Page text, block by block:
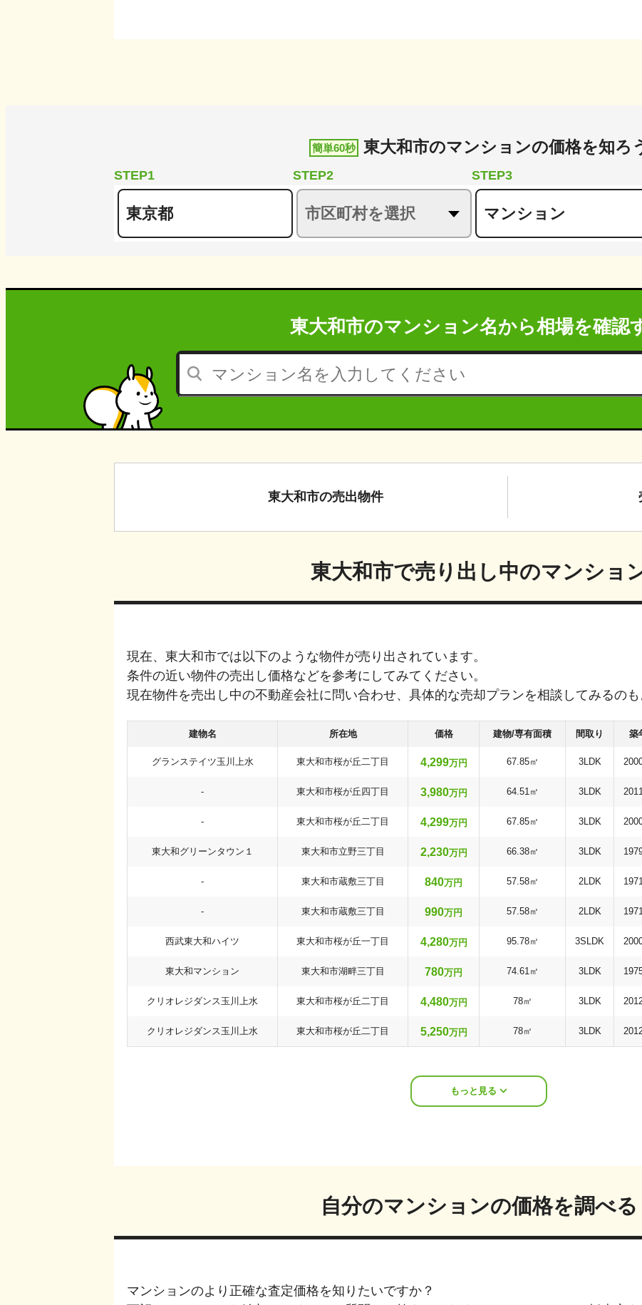
簡単60秒 東大和市のマンションの価格を知ろ
STEP1 STEP2 STEP3
東大和市のマンション名から相場を確認
東大和市の売出物件
東大和市で売り出し中のマンショ
現在、 東大和市では以下のような物件が売り出されています。
条件の近い物件の売出し価格などを参考にしてみてください。
現在物件を売出し中の不動産会社に問い合わせ、具体的な売却プランを相談してみるのも
建物名 所在地 価格 建物/専有面積 間取り 築
グランステイツ玉川上水 東大和市桜が丘二丁目 4,299万円 67.85㎡ 3LDK
- 東大和市桜が丘四丁目 3,980万円 64.51㎡ 3LDK
- 東大和市桜が丘二丁目 4,299万円 67.85㎡ 3LDK
東大和グリーンタウン１ 東大和市立野三丁目 2,230万円 66.38㎡ 3LDK
- 東大和市蔵敷三丁目 840万円 57.58㎡ 2LDK
- 東大和市蔵敷三丁目 990万円 57.58㎡ 2LDK
西武東大和ハイツ 東大和市桜が丘一丁目 4,280万円 95.78㎡ 3SLDK
東大和マンション 東大和市湖畔三丁目 780万円 74.61㎡ 3LDK
クリオレジダンス玉川上水 東大和市桜が丘二丁目 4,480万円 78㎡ 3LDK
クリオレジダンス玉川上水 東大和市桜が丘二丁目 5,250万円 78㎡ 3LDK
もっと見る
自分のマンションの価格を調べる
マンションのより正確な査定価格を知りたいですか？